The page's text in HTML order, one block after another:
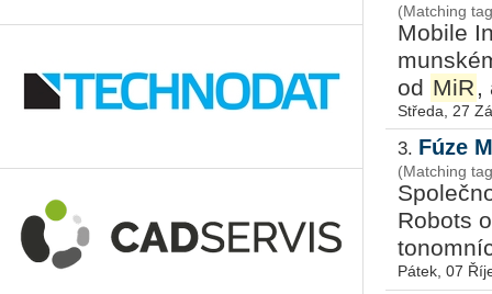
(Matching
Mo­bi­le
od MiR ,
Středa, 27
3. Fúze
(Matching
Ro­bots
Pátek, 07